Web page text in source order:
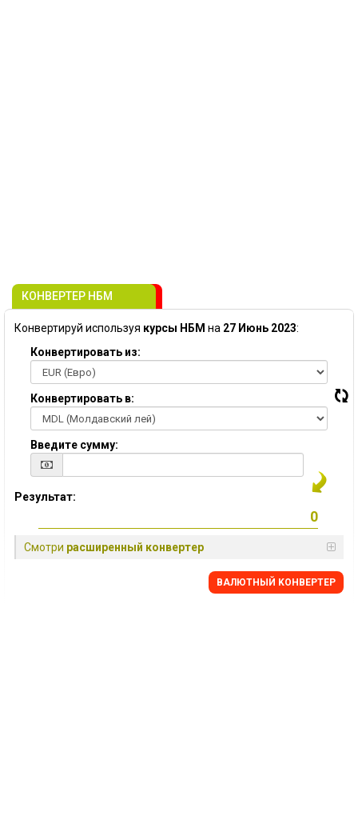
КОНВЕРТЕР НБМ
Конвертируй используя курсы НБМ на 27 Июнь 2023:
Конвертировать из:
Конвертировать в:
Введите сумму:
Результат:
Смотри расширенный конвертер
BАЛЮТНЫЙ KОНВЕРТЕР